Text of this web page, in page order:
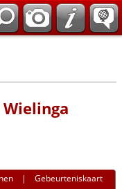
|Gebeurteniskaart